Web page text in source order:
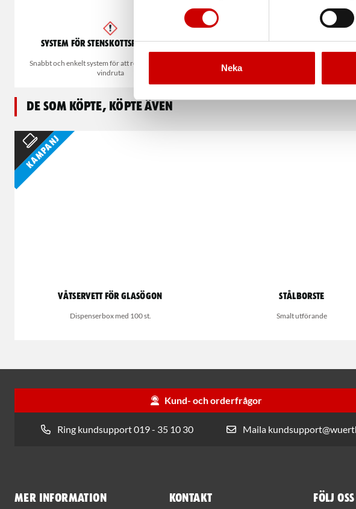
Neka
System för stenskottsreparation
Snabbt och enkelt system för att reparera stenskott i
vindruta
Bränsleadditiv, Petrol
De som köpte, köpte även
Kampanj
Våtservett för glasögon
Dispenserbox med 100 st.
Stålborste
Smalt utförande
Kund- och orderfrågor
Ring kundsupport 019 - 35 10 30 Maila
Mer information Kontakt Följ oss